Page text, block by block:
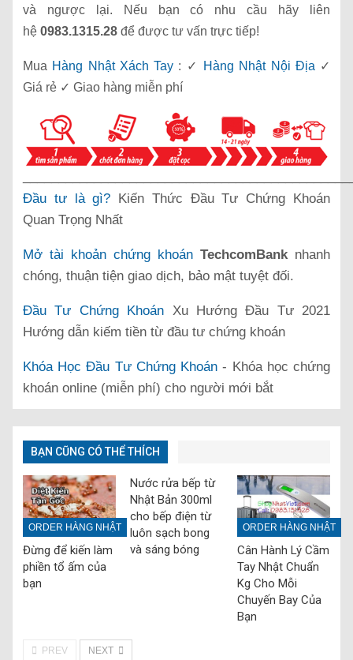
và ngược lại. Nếu bạn có nhu cầu hãy liên
hệ 0983.1315.28 để được tư vấn trực tiếp!
Mua Hàng Nhật Xách Tay : ✓ Hàng Nhật Nội Địa ✓
Giá rẻ ✓ Giao hàng miễn phí
Đầu tư là gì? Kiến Thức Đầu Tư Chứng Khoán
Quan Trọng Nhất
Mở tài khoản chứng khoán TechcomBank nhanh
chóng, thuận tiện giao dịch, bảo mật tuyệt đối.
Đầu Tư Chứng Khoán Xu Hướng Đầu Tư 2021
Hướng dẫn kiếm tiền từ đầu tư chứng khoán
Khóa Học Đầu Tư Chứng Khoán - Khóa học chứng
khoán online (miễn phí) cho người mới bắt
BẠN CŨNG CÓ THỂ THÍCH
ORDER HÀNG NHẬT
Đừng để kiến làm
phiền tổ ấm của
bạn
Nước rửa bếp từ
Nhật Bản 300ml
cho bếp điện từ
luôn sạch bong
và sáng bóng
ORDER HÀNG NHẬT
Cân Hành Lý Cầm
Tay Nhật Chuẩn
Kg Cho Mỗi
Chuyến Bay Của
Bạn
PREV NEXT